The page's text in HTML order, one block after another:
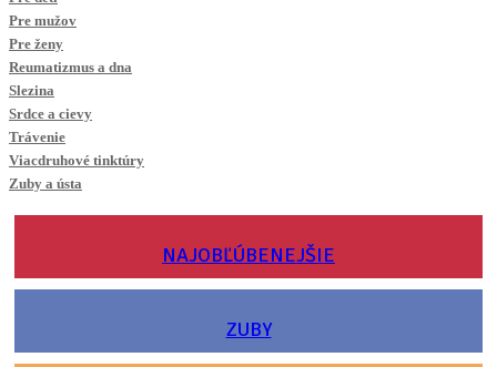
Pre mužov
Pre ženy
Reumatizmus a dna
Slezina
Srdce a cievy
Trávenie
Viacdruhové tinktúry
Zuby a ústa
NAJOBĽÚBENEJŠIE
ZUBY